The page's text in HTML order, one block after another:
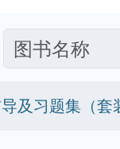
及习题集（套